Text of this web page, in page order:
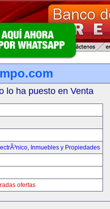
lo ha puesto en Venta
, Inmuebles y Propiedades
ofertas